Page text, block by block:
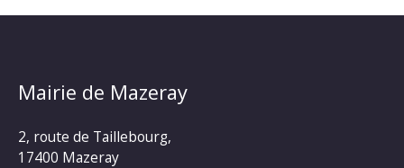
Mairie de Mazeray
2, route de Taillebourg,
17400 Mazeray